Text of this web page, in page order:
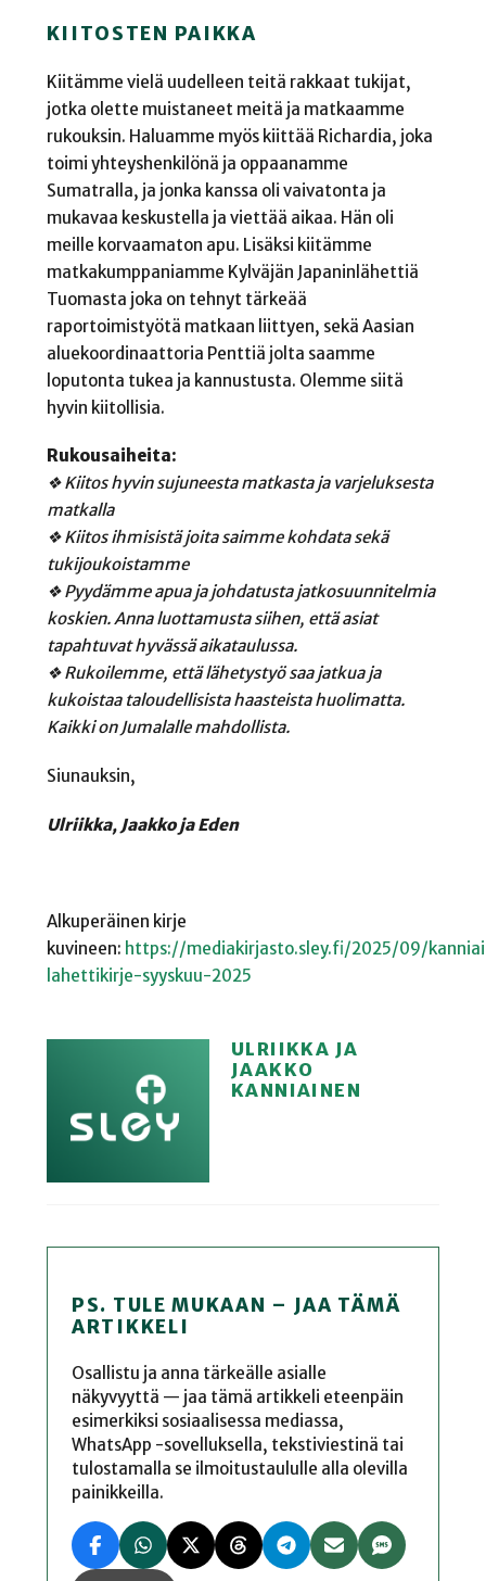
KIITOSTEN PAIKKA
Kiitämme vielä uudelleen teitä rakkaat tukijat,
jotka olette muistaneet meitä ja matkaamme
rukouksin. Haluamme myös kiittää Richardia, joka
toimi yhteyshenkilönä ja oppaanamme
Sumatralla, ja jonka kanssa oli vaivatonta ja
mukavaa keskustella ja viettää aikaa. Hän oli
meille korvaamaton apu. Lisäksi kiitämme
matkakumppaniamme Kylväjän Japaninlähettiä
Tuomasta joka on tehnyt tärkeää
raportoimistyötä matkaan liittyen, sekä Aasian
aluekoordinaattoria Penttiä jolta saamme
loputonta tukea ja kannustusta. Olemme siitä
hyvin kiitollisia.
Rukousaiheita:
❖ Kiitos hyvin sujuneesta matkasta ja varjeluksesta
matkalla
❖ Kiitos ihmisistä joita saimme kohdata sekä
tukijoukoistamme
❖ Pyydämme apua ja johdatusta jatkosuunnitelmia
koskien. Anna luottamusta siihen, että asiat
tapahtuvat hyvässä aikataulussa.
❖ Rukoilemme, että lähetystyö saa jatkua ja
kukoistaa taloudellisista haasteista huolimatta.
Kaikki on Jumalalle mahdollista.
Siunauksin,
Ulriikka, Jaakko ja Eden
Alkuperäinen kirje
kuvineen: https://mediakirjasto.sley.fi/2025/09/
lahettikirje-syyskuu-2025
ULRIIKKA JA
JAAKKO
KANNIAINEN
PS. TULE MUKAAN – JAA TÄMÄ
ARTIKKELI
Osallistu ja anna tärkeälle asialle
näkyvyyttä — jaa tämä artikkeli eteenpäin
esimerkiksi sosiaalisessa mediassa,
WhatsApp -sovelluksella, tekstiviestinä tai
tulostamalla se ilmoitustaululle alla olevilla
painikkeilla.